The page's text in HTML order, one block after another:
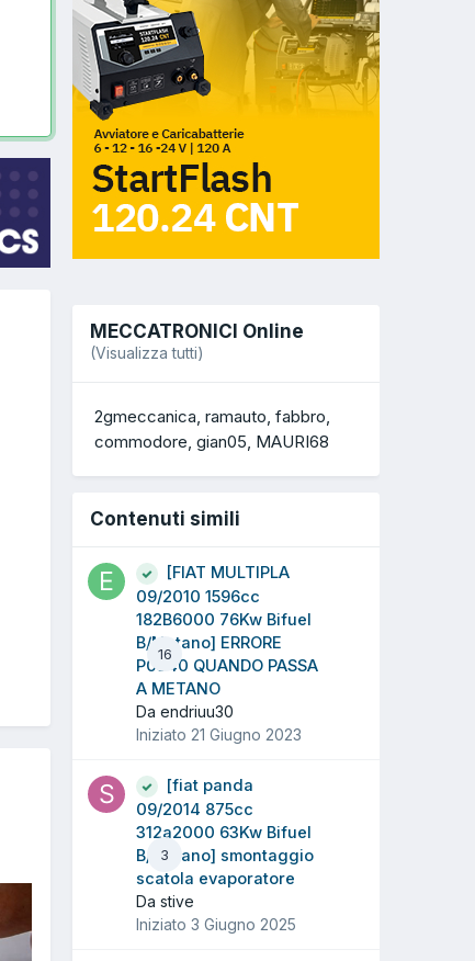
MECCATRONICI Online
(Visualizza tutti)
2gmeccanica ramauto fabbro
commodore gian05 MAURI68
Contenuti simili
16
[FIAT MULTIPLA
09/2010 1596cc
182B6000 76Kw Bifuel
B/Metano] ERRORE
P0340 QUANDO PASSA
A METANO
Da endriuu30
Iniziato 21 Giugno 2023
3
[fiat panda
09/2014 875cc
312a2000 63Kw Bifuel
B/Metano] smontaggio
scatola evaporatore
Da stive
Iniziato 3 Giugno 2025